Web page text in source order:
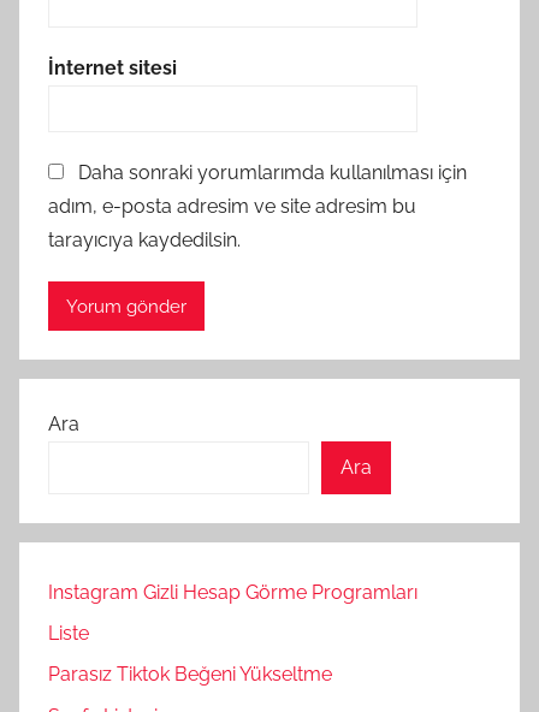
İnternet sitesi
Daha sonraki yorumlarımda kullanılması için
adım, e-posta adresim ve site adresim bu
tarayıcıya kaydedilsin.
Ara
Ara
Instagram Gizli Hesap Görme Programları
Liste
Parasız Tiktok Beğeni Yükseltme